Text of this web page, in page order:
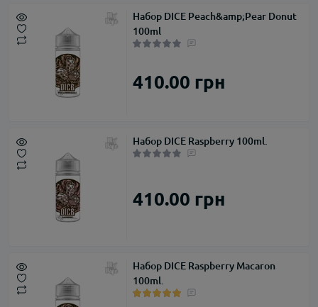
Набор DICE Peach&amp;Pear Donut
100ml
410.00 грн
Набор DICE Raspberry 100ml.
410.00 грн
Набор DICE Raspberry Macaron
100ml.